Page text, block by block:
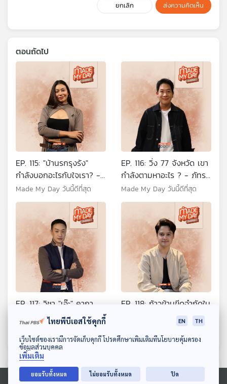
ดาวน์โหลด Thai PBS Podcast Application
ยกเลิก ส่งความคิดเห็น
ตอนถัดไป
EP. 115: "บ้านรกรุงรัง"
กำลังบอกอะไรกับใจเรา? -
แมวบิน นักจัดระเบียบบ้าน
Made My Day วันนี้ดีที่สุด
EP. 116: วิ่ง 77 จังหวัด เขา
กำลังตามหาอะไร ? - ภัทร
พงศ์ วงค์เที่ยง
Made My Day วันนี้ดีที่สุด
EP. 117: วิชา "เอ๊ะ" คาถา
ป้องกันแก๊งคอลเซนเตอร์ยุค
AI - พ.ต.ต.พากฤต กฤตย
พงษ์
EP. 118: ก้าวข้ามขีดจำกัดใน
โลกที่ไร้แสงสว่างได้อย่างไร
? - วิรุตน์ อภัยวงศ์
Made My Day วันนี้ดีที่สุด
ตอนที่เกี่ยวข้อง
ไทยพีบีเอสใช้คุกกี้ EN TH
เว็บไซต์ของเรามีการจัดเก็บคุกกี้ โปรดศึกษาเพิ่มเติมที่นโยบายคุ้มครอง
ข้อมูลส่วนบุคคล
เพิ่มเติม
ยอมรับทั้งหมด ไม่ยอมรับทั้งหมด ปิด